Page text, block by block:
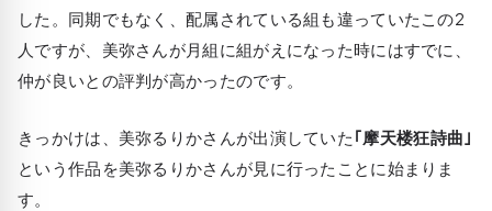
した。同期でもなく、配属されている組も違っていたこの2
人ですが、美弥さんが月組に組がえになった時にはすでに、
仲が良いとの評判が高かったのです。
きっかけは、美弥るりかさんが出演していた ｢摩天楼狂詩曲｣
という作品を美弥るりかさんが見に行ったことに始まりま
す。